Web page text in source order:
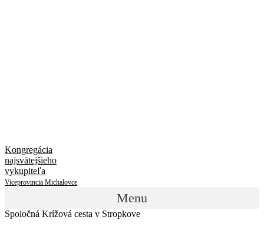
Kongregácia
najsvätejšieho
vykupiteľa
Viceprovincia Michalovce
Menu
Spoločná Krížová cesta v Stropkove